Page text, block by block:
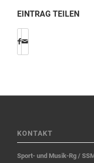
EINTRAG TEILEN
KONTAKT
Sport- und Musik-Rg /